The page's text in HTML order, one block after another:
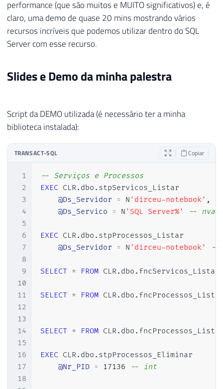
performance (que são muitos e MUITO significativos) e, é
claro, uma demo de quase 20 mins mostrando vários
recursos incríveis que podemos utilizar dentro do SQL
Server com esse recurso.
Slides e Demo da minha palestra
Script da DEMO utilizada (é necessário ter a minha
biblioteca instalada):
TRANSACT-SQL Copiar
1
2
3
4
5
6
7
8
9
10
11
12
13
14
15
16
17
18
-- Serviços e Processos
EXEC CLR. dbo . stpServicos_Listar
@Ds_Servidor = N 'dirceu-notebook' ,
@Ds_Servico = N 'SQL Server%' --
EXEC CLR. dbo . stpProcessos_Listar
@Ds_Servidor = N 'dirceu-notebook' --
SELECT * FROM CLR. dbo . fncServicos_Listar
SELECT * FROM CLR. dbo .
SELECT * FROM CLR. dbo .
EXEC CLR. dbo . stpProcessos_Eliminar
@Nr_PID = 17136 -- int